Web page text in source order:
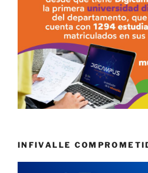
INFIVALLE